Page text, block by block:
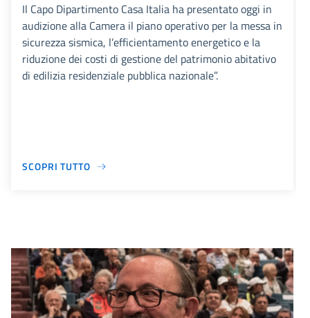
Il Capo Dipartimento Casa Italia ha presentato oggi in
audizione alla Camera il piano operativo per la messa in
sicurezza sismica, l’efficientamento energetico e la
riduzione dei costi di gestione del patrimonio abitativo
di edilizia residenziale pubblica nazionale”.
SCOPRI TUTTO